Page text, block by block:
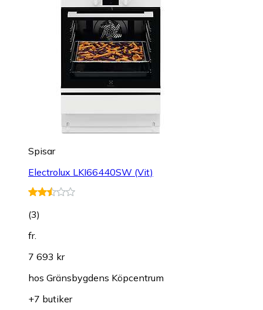
Spisar
Electrolux LKI66440SW (Vit)
(3)
fr.
7 693 kr
hos Gränsbygdens Köpcentrum
+7 butiker